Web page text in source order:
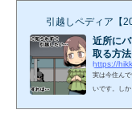
引越しペディア【
近所に
取る方法
https://
実は今住ん
いです。し